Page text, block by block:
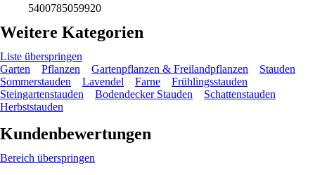
5400785059920
Weitere Kategorien
Liste überspringen
Garten
Pflanzen Gartenpflanzen & Freilandpflanzen
Stauden
Sommerstauden
Lavendel Farne
Frühlingsstauden
Steingartenstauden
Bodendecker Stauden
Schattenstauden
Herbststauden
Kundenbewertungen
Bereich überspringen